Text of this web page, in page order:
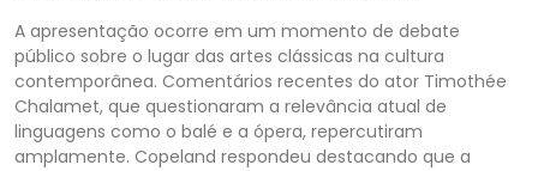
A apresentação ocorre em um momento de debate
público sobre o lugar das artes clássicas na cultura
contemporânea. Comentários recentes do ator Timothée
Chalamet, que questionaram a relevância atual de
linguagens como o balé e a ópera, repercutiram
amplamente. Copeland respondeu destacando que a